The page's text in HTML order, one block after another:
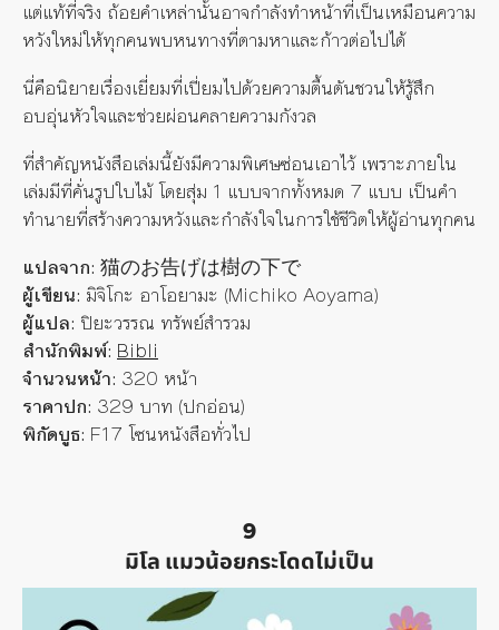
แต่แท้ที่จริง ถ้อยคำเหล่านั้นอาจกำลังทำหน้าที่เป็นเหมือนความ
หวังใหม่ให้ทุกคนพบหนทางที่ตามหาและก้าวต่อไปได้
นี่คือนิยายเรื่องเยี่ยมที่เปี่ยมไปด้วยความตื้นตันชวนให้รู้สึก
อบอุ่นหัวใจและช่วยผ่อนคลายความกังวล
ที่สำคัญหนังสือเล่มนี้ยังมีความพิเศษซ่อนเอาไว้ เพราะภายใน
เล่มมีที่คั่นรูปใบไม้ โดยสุ่ม 1 แบบจากทั้งหมด 7 แบบ เป็นคำ
ทำนายที่สร้างความหวังและกำลังใจในการใช้ชีวิตให้ผู้อ่านทุกคน
แปลจาก: 猫のお告げは樹の下で
ผู้เขียน: มิจิโกะ อาโอยามะ (Michiko Aoyama)
ผู้แปล: ปิยะวรรณ ทรัพย์สำรวม
สำนักพิมพ์: Bibli
จำนวนหน้า: 320 หน้า
ราคาปก: 329 บาท (ปกอ่อน)
พิกัดบูธ: F17 โซนหนังสือทั่วไป
9
มิโล แมวน้อยกระโดดไม่เป็น